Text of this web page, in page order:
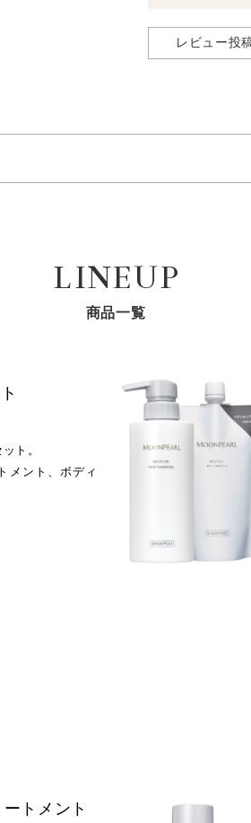
レビュー投
エキス、クオタニウム-３３、ポリク
ン-１，４-ジカルボン酸ビスエトキシ
ＥＤＴＡ-３Ｎａ、リン酸、エタノール
セン、ステアロキシプロピルトリモ
ルリチン酸２Ｋ、トリ（カプリル酸
テリル、サガラメエキス、ユズ果実エ
ィトステリル／オクチルドデシル）
ＤＰＧ、乳酸、ポリソルベート-60、リ
リルベタイン、プロパンジオール、コ
ロコラーゲン、グリコシルトレハロ
１２０メチルグルコース、ラウロイ
ＭＥＡ、ＰＥＧ－１４Ｍ、ＥＤＴＡ
ｌ、トコフェロール、リン酸２Ｎａ、
LINEUP
商品一覧
ト。
メント、ボディ
トメント